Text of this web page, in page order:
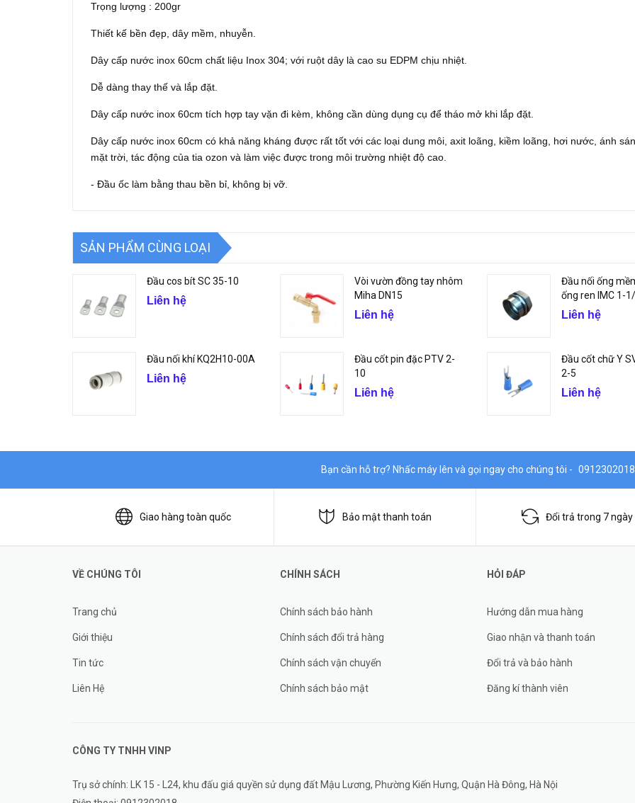
Trọng lượng : 200gr
Thiết kế bền đẹp, dây mềm, nhuyễn.
Dây cấp nước inox 60cm chất liệu Inox 304; với ruột dây là cao su EDPM chịu nhiệt.
Dễ dàng thay thế và lắp đặt.
Dây cấp nước inox 60cm tích hợp tay vặn đi kèm, không cần dùng dụng cụ để tháo mở khi lắp đặt.
Dây cấp nước inox 60cm có khả năng kháng được rất tốt với các loại dung môi, axit loãng, kiềm loãng, hơi nước, ánh
mặt trời, tác động của tia ozon và làm việc được trong môi trường nhiệt độ cao.
- Đầu ốc làm bằng thau bền bỉ, không bị vỡ.
SẢN PHẨM CÙNG LOẠI
Đầu cos bít SC 35-10
Liên hệ
Vòi vườn đồng tay nhôm
Miha DN15
Liên hệ
Đầu nối ống
ống ren IMC 1-
Liên hệ
Đầu nối khí KQ2H10-00A
Liên hệ
Đầu cốt pin đặc PTV 2-
10
Liên hệ
Đầu cốt chữ Y
2-5
Liên hệ
Bạn cần hỗ trợ? Nhấc máy lên và gọi ngay cho chúng tôi - 0912302018
Giao hàng toàn quốc Bảo mật thanh toán Đổi trả trong 7 ngày
VỀ CHÚNG TÔI
Trang chủ
Giới thiệu
Tin tức
Liên Hệ
CHÍNH SÁCH
Chính sách bảo hành
Chính sách đổi trả hàng
Chính sách vận chuyển
Chính sách bảo mật
HỎI ĐÁP
Hướng dẫn mua hàng
Giao nhận và thanh toán
Đổi trả và bảo hành
Đăng kí thành viên
CÔNG TY TNHH VINP
Trụ sở chính: LK 15 - L24, khu đấu giá quyền sử dụng đất Mậu Lương, Phường Kiến Hưng, Quận Hà Đông, Hà Nội